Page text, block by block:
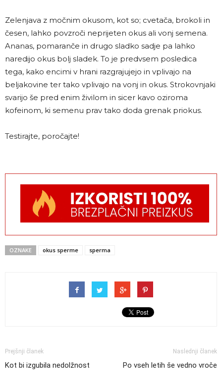
Zelenjava z močnim okusom, kot so; cvetača, brokoli in
česen, lahko povzroči neprijeten okus ali vonj semena.
Ananas, pomaranče in drugo sladko sadje pa lahko
naredijo okus bolj sladek. To je predvsem posledica
tega, kako encimi v hrani razgrajujejo in vplivajo na
beljakovine ter tako vplivajo na vonj in okus. Strokovnjaki
svarijo še pred enim živilom in sicer kavo oziroma
kofeinom, ki semenu prav tako doda grenak priokus.
Testirajte, poročajte!
OZNAKE okus sperme sperma
Prejšnji članek
Kot bi izgubila nedolžnost
Naslednji članek
Po vseh letih še vedno vroče